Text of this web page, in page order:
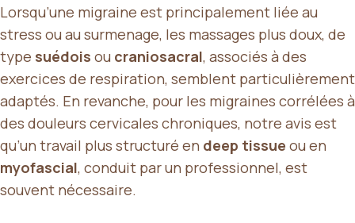
Lorsqu’une migraine est principalement liée au
stress ou au surmenage, les massages plus doux, de
type suédois ou craniosacral, associés à des
exercices de respiration, semblent particulièrement
adaptés. En revanche, pour les migraines corrélées à
des douleurs cervicales chroniques, notre avis est
qu’un travail plus structuré en deep tissue ou en
myofascial, conduit par un professionnel, est
souvent nécessaire.